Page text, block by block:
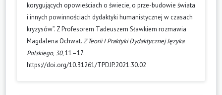
korygujących opowieściach o świecie, o prze-budowie świata
i innych powinnościach dydaktyki humanistycznej w czasach
kryzysów”. Z Profesorem Tadeuszem Sławkiem rozmawia
Magdalena Ochwat.Z Teorii I Praktyki Dydaktycznej Języka
Polskiego, 30, 11–17.
https://doi.org/10.31261/TPDJP.2021.30.02